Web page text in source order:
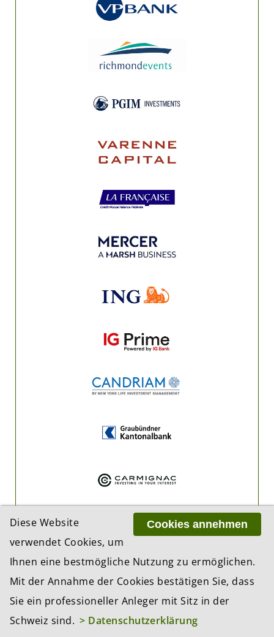
Cookies annehmen
Diese Website
verwendet Cookies, um
Ihnen eine bestmögliche Nutzung zu ermöglichen.
Mit der Annahme der Cookies bestätigen Sie, dass
Sie ein professioneller Anleger mit Sitz in der
Schweiz sind. > Datenschutzerklärung